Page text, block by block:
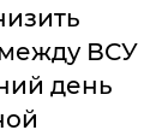
ВСУ
день